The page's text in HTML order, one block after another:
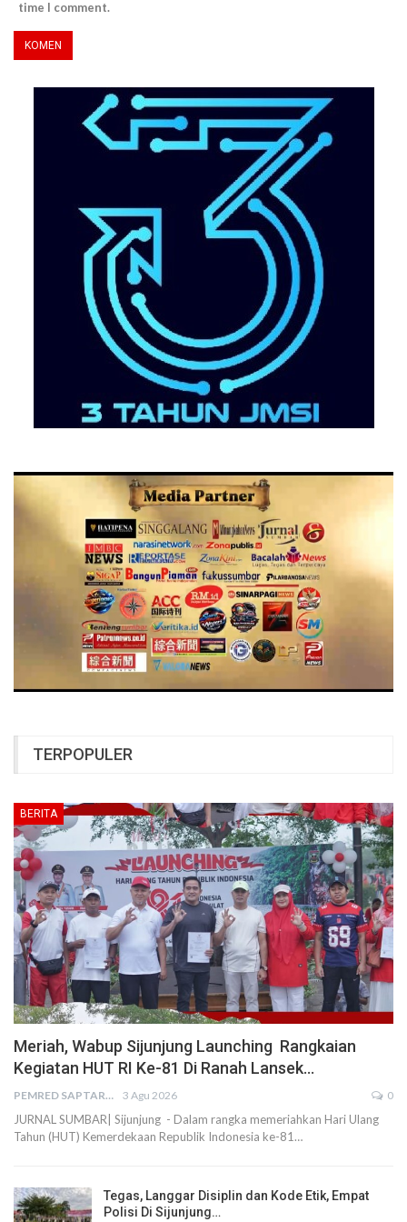
time I comment.
TERPOPULER
BERITA
Meriah, Wabup Sijunjung Launching Rangkaian
Kegiatan HUT RI Ke-81 Di Ranah Lansek…
PEMRED SAPTARIUS 3 Agu 2026 0
JURNAL SUMBAR| Sijunjung - Dalam rangka memeriahkan Hari Ulang
Tahun (HUT) Kemerdekaan Republik Indonesia ke-81…
Tegas, Langgar Disiplin dan Kode Etik, Empat
Polisi Di Sijunjung…